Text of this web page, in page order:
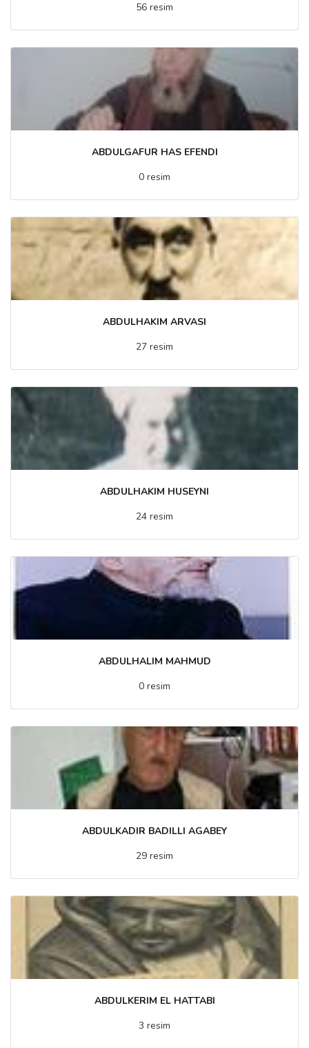
56 resim
ABDULGAFUR HAS EFENDI
0 resim
ABDULHAKIM ARVASI
27 resim
ABDULHAKIM HUSEYNI
24 resim
ABDULHALIM MAHMUD
0 resim
ABDULKADIR BADILLI AGABEY
29 resim
ABDULKERIM EL HATTABI
3 resim